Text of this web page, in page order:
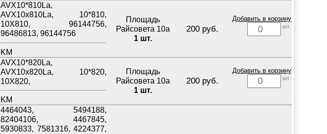
AVX10*810La,
AVX10x810La, 10*810,
10X810, 96144756,
96486813, 96144756
KM
Площадь
Райсовета 10а
1 шт.
200 руб.
Добавить в корзину
шт.
AVX10*820La,
AVX10x820La, 10*820,
10X820,
KM
Площадь
Райсовета 10а
1 шт.
200 руб.
Добавить в корзину
шт.
4464043, 5494188,
82404106, 4467845,
5930833, 7581316, 4224377,